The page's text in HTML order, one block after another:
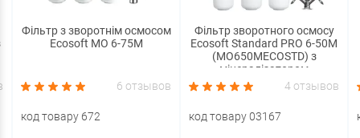
Фільтр з зворотнім осмосом
Ecosoft MO 6-75M
6 отзывов
код товару 672
Фільтр зворотного осмосу
Ecosoft Standard PRO 6-50M
(MO650MECOSTD) з
мінералізатором
4 отзывов
код товару 03167